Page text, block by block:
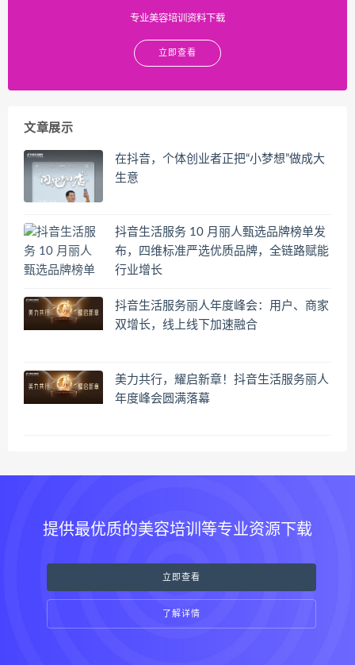
专业美容培训资料下载
立即查看
文章展示
在抖音，个体创业者正把“小梦想”做成大
生意
抖音生活服务 10 月丽人甄选品牌榜单发
布，四维标准严选优质品牌，全链路赋能
行业增长
抖音生活服务丽人年度峰会：用户、商家
双增长，线上线下加速融合
美力共行，耀启新章！抖音生活服务丽人
年度峰会圆满落幕
提供最优质的美容培训等专业资源下载
立即查看
了解详情